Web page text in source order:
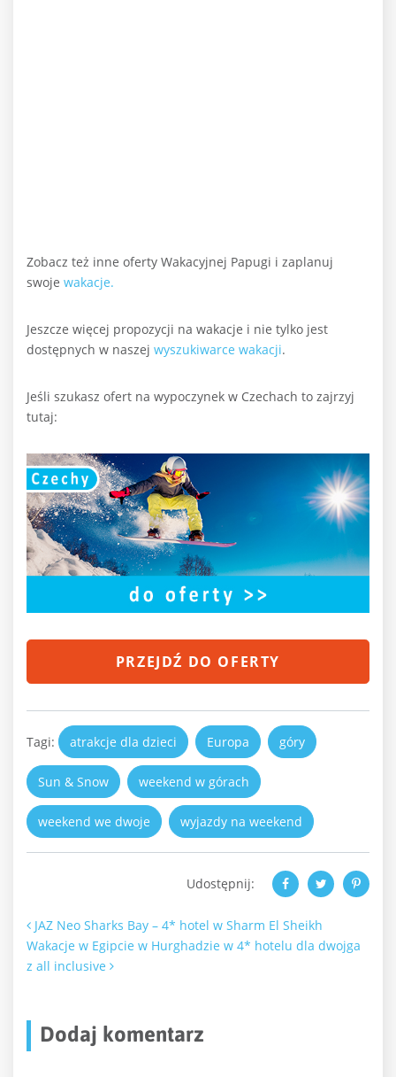
Zobacz też inne oferty Wakacyjnej Papugi i zaplanuj
swoje wakacje.
Jeszcze więcej propozycji na wakacje i nie tylko jest
dostępnych w naszej wyszukiwarce wakacji.
Jeśli szukasz ofert na wypoczynek w Czechach to zajrzyj
tutaj:
PRZEJDŹ DO OFERTY
Tagi: atrakcje dla dzieci Europa góry
Sun & Snow weekend w górach
weekend we dwoje wyjazdy na weekend
Udostępnij:
Nawigacja po artykułach
JAZ Neo Sharks Bay – 4* hotel w Sharm El Sheikh
Wakacje w Egipcie w Hurghadzie w 4* hotelu dla dwojga
z all inclusive
Dodaj komentarz